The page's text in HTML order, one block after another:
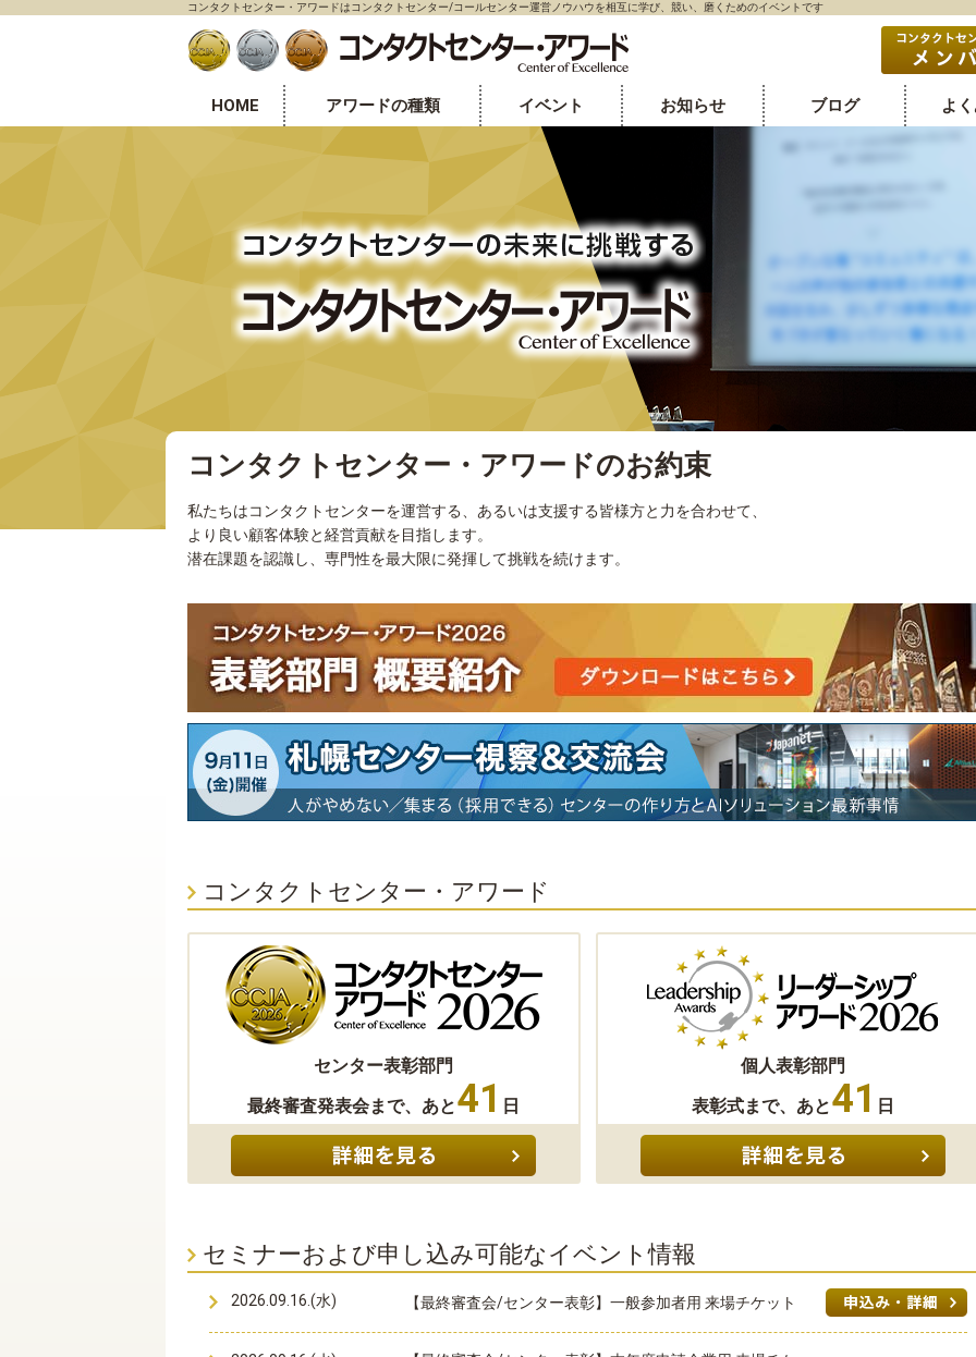
コンタクトセンター・アワードはコンタクトセンター/コールセンター運営ノウハウを相互に学び、競い、磨くためのイベントです
HOME アワードの種類
センター表彰部門
個人表彰部門
オフィス環境表彰部門
イベント お知らせ ブログ よ
コンタクトセンター・アワードのお約束
私たちはコンタクトセンターを運営する、あるいは支援する皆様方と力を合わせて、
より良い顧客体験と経営貢献を目指します。
潜在課題を認識し、専門性を最大限に発揮して挑戦を続けます。
コンタクトセンター・アワード
センター表彰部門
最終審査発表会まで、あと41 日
個人表彰部門
表彰式まで、あと41 日
セミナーおよび申し込み可能なイベント情報
2026.09.16.(水) 【最終審査会/センター表彰】一般参加者用 来場チケット